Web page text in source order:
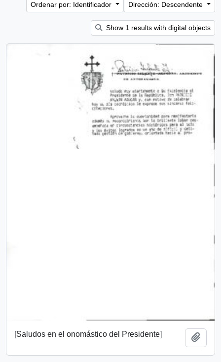
Ordenar por: Identificador
Dirección: Descendente
Show 1 results with digital objects
[Saludos en el onomástico del Presidente]